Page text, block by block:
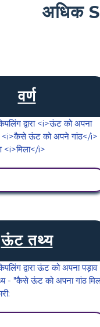
अधिक
वर्ण
ऊंट तथ्य